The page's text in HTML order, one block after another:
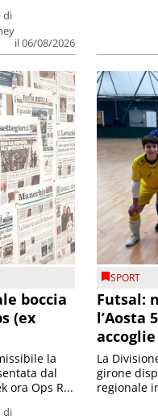
di
il 06/08/2026
boccia
(ex
di
la
dal
ora Ops R...
SPORT
Futsal:
l’Aosta
La
girone
regionale